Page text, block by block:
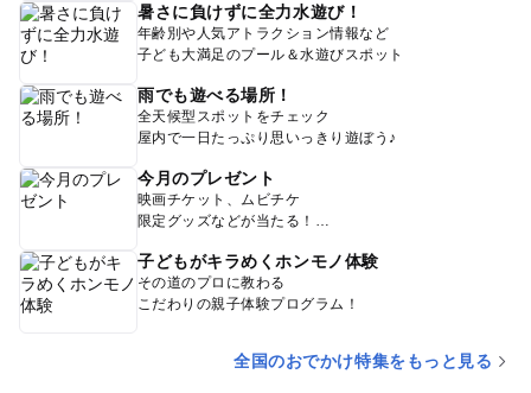
暑さに負けずに全力水遊び！
年齢別や人気アトラクション情報など
子ども大満足のプール＆水遊びスポット
雨でも遊べる場所！
全天候型スポットをチェック
屋内で一日たっぷり思いっきり遊ぼう♪
今月のプレゼント
映画チケット、ムビチケ
限定グッズなどが当たる！
子どもがキラめくホンモノ体験
その道のプロに教わる
こだわりの親子体験プログラム！
全国のおでかけ特集をもっと見る